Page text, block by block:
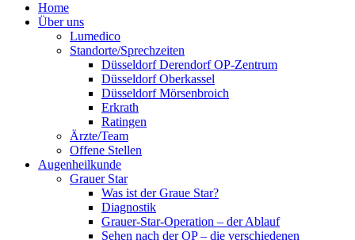
Home
Über uns
Lumedico
Standorte/Sprechzeiten
Düsseldorf Derendorf OP-Zentrum
Düsseldorf Oberkassel
Düsseldorf Mörsenbroich
Erkrath
Ratingen
Ärzte/Team
Offene Stellen
Augenheilkunde
Grauer Star
Was ist der Graue Star?
Diagnostik
Grauer-Star-Operation – der Ablauf
Sehen nach der OP – die verschiedenen